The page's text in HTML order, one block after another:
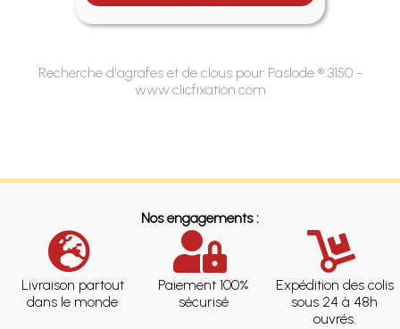
Recherche d'agrafes et de clous pour Paslode ® 3150 -
www.clicfixation.com
Nos engagements :
Livraison partout
dans le monde
Paiement 100%
sécurisé
Expédition des colis
sous 24 à 48h
ouvrés.